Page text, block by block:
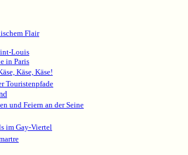
Flair
Louis
in Paris
Käse, Käse!
Touristenpfade
und Feiern an der Seine
im Gay-Viertel